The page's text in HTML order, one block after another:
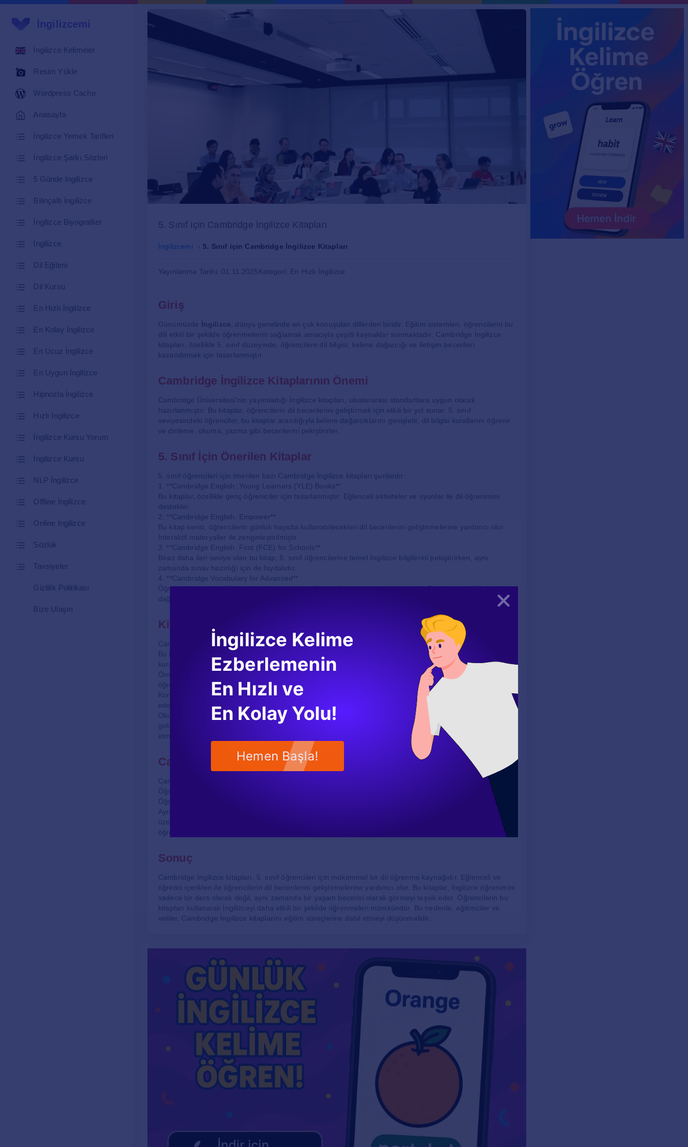
İngilizcemi
İngilizce Kelimeler
Resim Yükle
Wordpress Cache
Anasayfa
İngilizce Yemek Tarifleri
İngilizce Şarkı Sözleri
5 Günde İngilizce
Bilinçaltı İngilizce
İngilizce Biyografiler
İngilizce
Dil Eğitimi
Dil Kursu
En Hızlı İngilizce
En Kolay İngilizce
En Ucuz İngilizce
En Uygun İngilizce
Hipnozla İngilizce
Hızlı İngilizce
İngilizce Kursu Yorum
İngilizce Kursu
NLP İngilizce
Offline İngilizce
Online İngilizce
Sözlük
Tavsiyeler
Gizlilik Politikası
Bize Ulaşın
5. Sınıf için Cambridge İngilizce Kitapları
İngilizcemi 5. Sınıf için Cambridge İngilizce Kitapları
Yayınlanma Tarihi: 01.11.2025Kategori: En Hızlı İngilizce
Giriş
Günümüzde İngilizce , dünya genelinde en çok konuşulan dillerden biridir. Eğitim sistemleri, öğrencilerin bu
dili etkili bir şekilde öğrenmelerini sağlamak amacıyla çeşitli kaynaklar sunmaktadır. Cambridge İngilizce
kitapları, özellikle 5. sınıf düzeyinde, öğrencilere dil bilgisi, kelime dağarcığı ve iletişim becerileri
kazandırmak için tasarlanmıştır.
Cambridge İngilizce Kitaplarının Önemi
Cambridge Üniversitesi'nin yayımladığı İngilizce kitapları, uluslararası standartlara uygun olarak
hazırlanmıştır. Bu kitaplar, öğrencilerin dil becerilerini geliştirmek için etkili bir yol sunar. 5. sınıf
seviyesindeki öğrenciler, bu kitaplar aracılığıyla kelime dağarcıklarını genişletir, dil bilgisi kurallarını öğrenir
ve dinleme, okuma, yazma gibi becerilerini pekiştirirler.
5. Sınıf İçin Önerilen Kitaplar
5. sınıf öğrencileri için önerilen bazı Cambridge İngilizce kitapları şunlardır:
1. **Cambridge English: Young Learners (YLE) Books**
Bu kitaplar, özellikle genç öğreniciler için tasarlanmıştır. Eğlenceli aktiviteler ve oyunlar ile dil öğrenimini
destekler.
2. **Cambridge English: Empower**
Bu kitap serisi, öğrencilerin günlük hayatta kullanabilecekleri dil becerilerini geliştirmelerine yardımcı olur.
İnteraktif materyaller ile zenginleştirilmiştir.
3. **Cambridge English: First (FCE) for Schools**
Biraz daha ileri seviye olan bu kitap, 5. sınıf öğrencilerine temel İngilizce bilgilerini pekiştirirken, aynı
zamanda sınav hazırlığı için de faydalıdır.
4. **Cambridge Vocabulary for Advanced**
Öğrencilerin kelime bilgilerini geliştirmeye yönelik çeşitli alıştırmalar içermektedir. Bu kitap, özellikle kelime
dağarcığını genişletmek isteyen öğrenciler için idealdir.
Kitapların İçeriği ve Yapısı
Cambridge İngilizce kitapları, genellikle dört ana dil becerisini kapsar: dinleme, konuşma, okuma ve yazma.
Bu kitaplar, öğrencilere her bir beceriyi geliştirmeleri için çeşitli interaktif aktiviteler sunar. Ayrıca, dil bilgisi
kurallarını açıklayan bölümler ile öğrencilerin dilin yapısını anlamalarına yardımcı olur.
Örneğin, dinleme bölümleri genellikle güncel konulara dayanan ses kayıtları ile desteklenir. Bu sayede
öğrenciler, gerçek hayatta karşılaşabilecekleri konuşma biçimlerini dinleyerek daha iyi kavrayış geliştirirler.
Konuşma aktiviteleri ise genellikle grup çalışmaları veya çiftler halinde yapılan diyaloglarla pratiği teşvik
eder.
Okuma bölümleri, kısa hikayeler ve makaleler içerebilir. Bu sayede öğrenciler, okuma becerilerini
geliştirirken aynı zamanda yeni kelimeler öğrenirler. Yazma bölümleri ise, öğrencilerin düşüncelerini ifade
etmeleri için yazılı alıştırmalar sunar.
Cambridge İngilizce Kitaplarının Kullanımı
Cambridge İngilizce kitapları, öğretmenler ve öğrenciler tarafından sınıf içinde ve dışında kullanılabilir.
Öğretmenler, ders planlarını bu kitaplar üzerinden oluşturabilir ve öğrencilerin ilerlemesini takip edebilirler.
Öğrenciler ise, evde bireysel çalışmalar yaparak öğrendiklerini pekiştirebilirler.
Ayrıca, bu kitapların yanında ek kaynaklar ve online materyaller de bulunmaktadır. Öğrenciler, internet
üzerinden interaktif alıştırmalar yapabilir ve dinleme becerilerini geliştirebilirler. Bu tür ek kaynaklar,
öğrencilerin dil öğrenim sürecini daha keyifli ve etkili hale getirir.
Sonuç
Cambridge İngilizce kitapları, 5. sınıf öğrencileri için mükemmel bir dil öğrenme kaynağıdır. Eğlenceli ve
öğretici içerikleri ile öğrencilerin dil becerilerini geliştirmelerine yardımcı olur. Bu kitaplar, İngilizce öğrenimini
sadece bir ders olarak değil, aynı zamanda bir yaşam becerisi olarak görmeyi teşvik eder. Öğrencilerin bu
kitapları kullanarak İngilizceyi daha etkili bir şekilde öğrenmeleri mümkündür. Bu nedenle, eğitimciler ve
veliler, Cambridge İngilizce kitaplarını eğitim süreçlerine dahil etmeyi düşünmelidir.
Kapat
İngilizce Kelime
Ezberlemenin
En Hızlı ve
En Kolay Yolu!
Hemen Başla!